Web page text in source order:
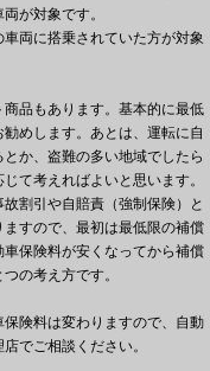
が対象です。
両に搭乗されていた方が対象
品もあります。基本的に最低
めします。あとは、運転に自
か、盗難の多い地域でしたら
て考えればよいと思います。
割引や自賠責（強制保険）と
すので、最初は最低限の補償
保険料が安くなってから補償
の考え方です。
険料は変わりますので、自動
でご相談ください。